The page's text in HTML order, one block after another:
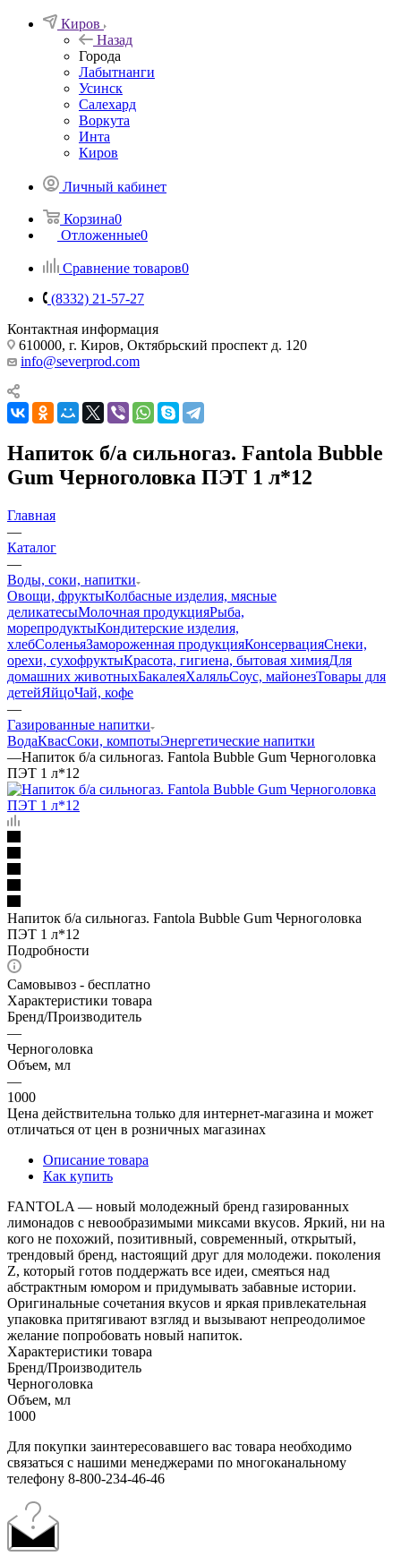
Киров
Назад
Города
Лабытнанги
Усинск
Салехард
Воркута
Инта
Киров
Личный кабинет
Корзина0
Отложенные0
Сравнение товаров0
(8332) 21-57-27
Контактная информация
610000, г. Киров, Октябрьский проспект д. 120
info@severprod.com
Напиток б/а сильногаз. Fantola Bubble
Gum Черноголовка ПЭТ 1 л*12
Главная
—
Каталог
—
Воды, соки, напитки
Овощи, фруктыКолбасные изделия, мясные
деликатесыМолочная продукцияРыба,
морепродуктыКондитерские изделия,
хлебСоленьяЗамороженная продукцияКонсервацияСнеки,
орехи, сухофруктыКрасота, гигиена, бытовая химияДля
домашних животныхБакалеяХаляльСоус, майонезТовары для
детейЯйцоЧай, кофе
—
Газированные напитки
ВодаКвасСоки, компотыЭнергетические напитки
—Напиток б/а сильногаз. Fantola Bubble Gum Черноголовка
ПЭТ 1 л*12
Напиток б/а сильногаз. Fantola Bubble Gum Черноголовка
ПЭТ 1 л*12
Подробности
Самовывоз - бесплатно
Характеристики товара
Бренд/Производитель
—
Черноголовка
Объем, мл
—
1000
Цена действительна только для интернет-магазина и может
отличаться от цен в розничных магазинах
Описание товара
Как купить
FANTOLA — новый молодежный бренд газированных
лимонадов с невообразимыми миксами вкусов. Яркий, ни на
кого не похожий, позитивный, современный, открытый,
трендовый бренд, настоящий друг для молодежи. поколения
Z, который готов поддержать все идеи, смеяться над
абстрактным юмором и придумывать забавные истории.
Оригинальные сочетания вкусов и яркая привлекательная
упаковка притягивают взгляд и вызывают непреодолимое
желание попробовать новый напиток.
Характеристики товара
Бренд/Производитель
Черноголовка
Объем, мл
1000
Для покупки заинтересовавшего вас товара необходимо
связаться с нашими менеджерами по многоканальному
телефону 8-800-234-46-46